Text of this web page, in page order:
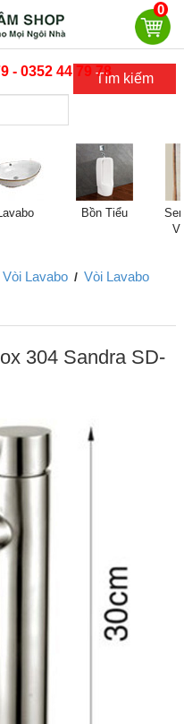
0
- 0352 44 79 78Tìm kiếm
Bồn Tiểu
Vòi Lavabo / Vòi Lavabo
304 Sandra SD-